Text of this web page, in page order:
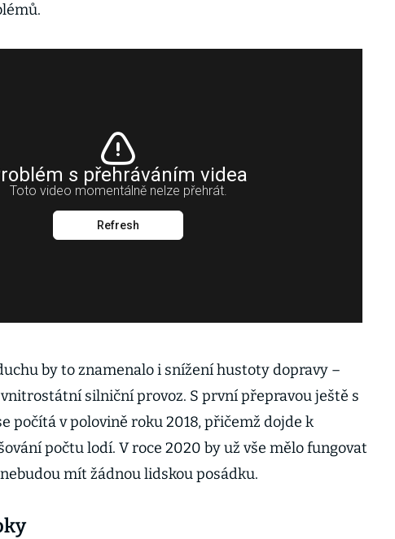
by to znamenalo i snížení hustoty dopravy –
silniční provoz. S první přepravou ještě s
počítá v polovině roku 2018, přičemž dojde k
počtu lodí. V roce 2020 by už vše mělo fungovat
mít žádnou lidskou posádku.